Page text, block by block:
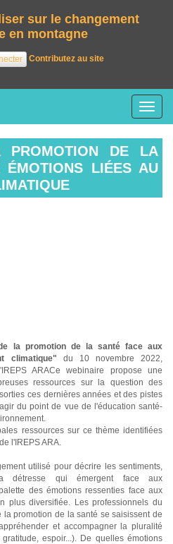
sur le changement
en montagne
Contributez au site
DE LA
ÉMOTIONS LIÉES AU
la promotion de la santé face aux
climatique" du 10 novembre 2022,
ARACe webinaire propose une
ressources sur la question des
ces dernières années et des pistes
du point de vue de l'éducation santé-
ressources sur ce thème identifiées
l'IREPS ARA.
utilisé pour décrire les sentiments,
détresse qui émergent face aux
des émotions ressenties face aux
plus diversifiée. Les professionnels du
promotion de la santé se saisissent de
et accompagner la pluralité
espoir...). De quelles émotions